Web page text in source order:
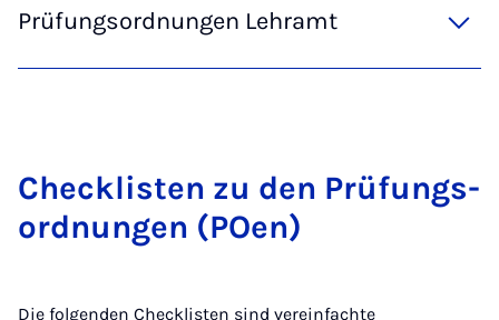
Prüfungsordnungen Lehramt
Check­lis­ten zu den Prü­­fungs­­
ord­­nun­­gen (POen)
Die folgenden Checklisten sind vereinfachte